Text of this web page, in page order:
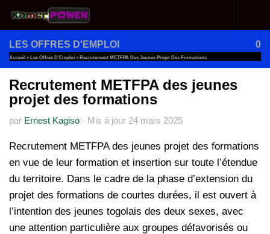
Au dessous du contenu
LES OFFRES D'EMPLOI 0
Accueil » Les Offres D'Emploi » Recrutement METFPA Des Jeunes Projet Des Formations
Recrutement METFPA des jeunes
projet des formations
par Ernest Kagiso · Mis à jour 24 mars 2025
Recrutement METFPA des jeunes projet des formations
en vue de leur formation et insertion sur toute l’étendue
du territoire. Dans le cadre de la phase d’extension du
projet des formations de courtes durées, il est ouvert à
l’intention des jeunes togolais des deux sexes, avec
une attention particulière aux groupes défavorisés ou